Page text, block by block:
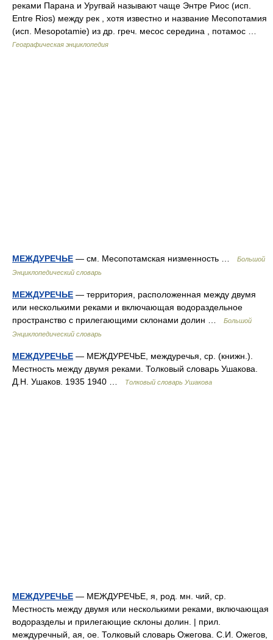
реками Парана и Уругвай называют чаще Энтре Риос (исп.
Entre Rios) между рек , хотя известно и название Месопотамия
(исп. Mesopotamie) из др. греч. месос середина , потамос …
Географическая энциклопедия
МЕЖДУРЕЧЬЕ — см. Месопотамская низменность …
Большой
Энциклопедический словарь
МЕЖДУРЕЧЬЕ — территория, расположенная между двумя
или несколькими реками и включающая водораздельное
пространство с прилегающими склонами долин …
Большой
Энциклопедический словарь
МЕЖДУРЕЧЬЕ — МЕЖДУРЕЧЬЕ, междуречья, ср. (книжн.).
Местность между двумя реками. Толковый словарь Ушакова.
Д.Н. Ушаков. 1935 1940 …
Толковый словарь Ушакова
МЕЖДУРЕЧЬЕ — МЕЖДУРЕЧЬЕ, я, род. мн. чий, ср.
Местность между двумя или несколькими реками, включающая
водоразделы и прилегающие склоны долин. | прил.
междуречный, ая, ое. Толковый словарь Ожегова. С.И. Ожегов,